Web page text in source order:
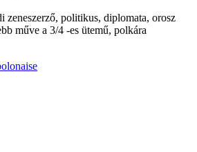
zeneszerző, politikus, diplomata, orosz
műve a 3/4 -es ütemű, polkára